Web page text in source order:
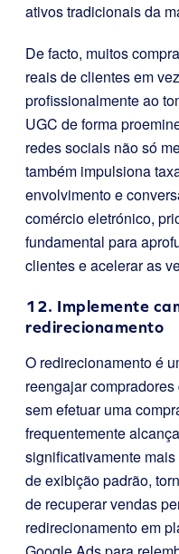
ativos tradicionais da
De facto, muitos
reais de clientes em
profissionalmente ao
UGC de forma
redes sociais não só
também impulsiona
envolvimento e
comércio eletrónico,
fundamental para
clientes e acelerar as
12. Implemente
redirecionamento
O redirecionamento é
reengajar
sem efetuar uma
frequentemente
significativamente
de exibição padrão,
de recuperar vendas
redirecionamento em